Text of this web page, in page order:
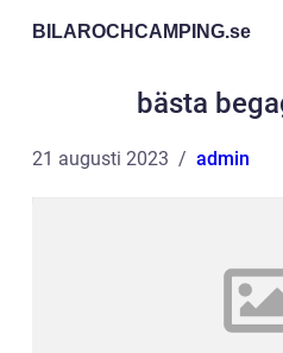
BILAROCHCAMPING.se
bästa
21 augusti 2023 admin